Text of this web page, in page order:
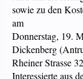
sowie zu den
am
Donnerstag, 19.
Dickenberg
Rheiner Strasse
Interessierte aus